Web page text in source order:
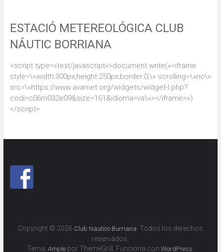
ESTACIÓ METEREOLÓGICA CLUB
NÁUTIC BORRIANA
<script type=»text/javascript»>document.write(«<iframe
style=\»width:300px;height:250px;border:0;\» scrolling=\»no\»
src=\»https://www.avamet.org/widgets/widget-l.php?
codi=c06m032e09&size=161&idioma=va\»></iframe>»)
</script>
Copyright © 2026 Club Nautico Burriana. Todos los derechos
reservados.
Tema: Amplepor ThemeGrill. Funciona con WordPress.